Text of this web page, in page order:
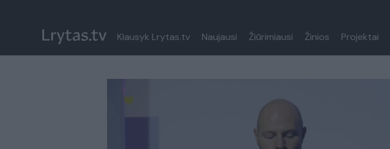
Klausyk Lrytas.tv Naujausi Žiūrimiausi Žinios Projektai